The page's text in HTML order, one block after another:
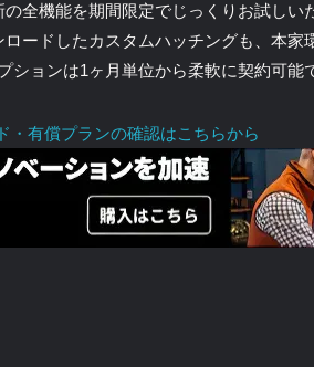
全機能を期間限定でじっくりお試しい
ードしたカスタムハッチングも、本家
ションは1ヶ月単位から柔軟に契約可能
有償プランの確認はこちらから